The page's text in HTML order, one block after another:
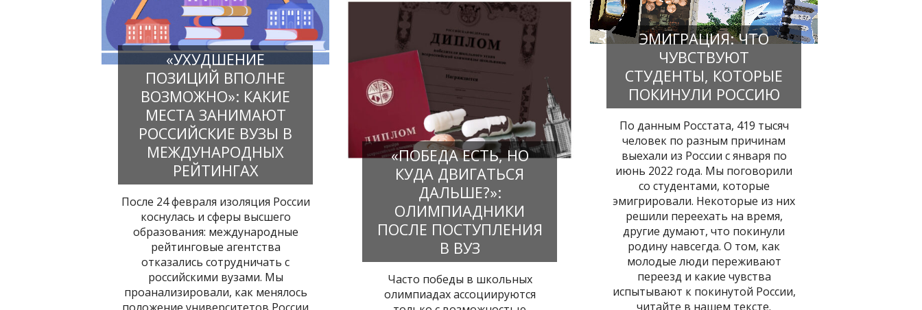
«УХУДШЕНИЕ
ПОЗИЦИЙ ВПОЛНЕ
ВОЗМОЖНО»: КАКИЕ
МЕСТА ЗАНИМАЮТ
РОССИЙСКИЕ ВУЗЫ В
МЕЖДУНАРОДНЫХ
РЕЙТИНГАХ
После 24 февраля изоляция России
коснулась и сферы высшего
образования: международные
рейтинговые агентства
отказались сотрудничать с
российскими вузами. Мы
проанализировали, как менялось
«ПОБЕДА ЕСТЬ, НО
КУДА ДВИГАТЬСЯ
ДАЛЬШЕ?»:
ОЛИМПИАДНИКИ
ПОСЛЕ ПОСТУПЛЕНИЯ
В ВУЗ
Часто победы в школьных
олимпиадах ассоциируются
ЭМИГРАЦИЯ: ЧТО
ЧУВСТВУЮТ
СТУДЕНТЫ, КОТОРЫЕ
ПОКИНУЛИ РОССИЮ
По данным Росстата, 419 тысяч
человек по разным причинам
выехали из России с января по
июнь 2022 года. Мы поговорили
со студентами, которые
эмигрировали. Некоторые из них
решили переехать на время,
другие думают, что покинули
родину навсегда. О том, как
молодые люди переживают
переезд и какие чувства
испытывают к покинутой России,
читайте в нашем тексте.